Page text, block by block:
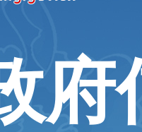
府